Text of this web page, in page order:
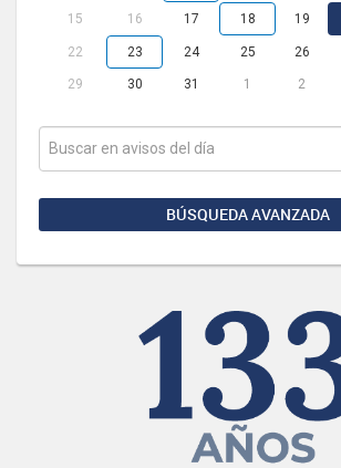
15 16 17 18 19
22 23 24 25 26
29 30 31 1 2
BÚSQUEDA AVANZADA